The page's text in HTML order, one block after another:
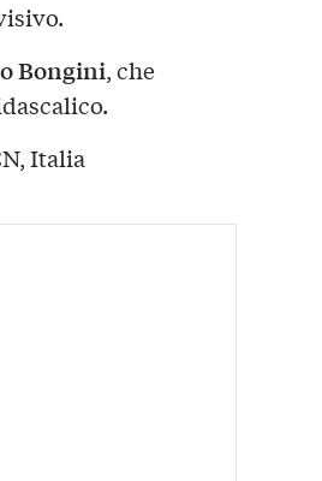
Bongini, che
Italia